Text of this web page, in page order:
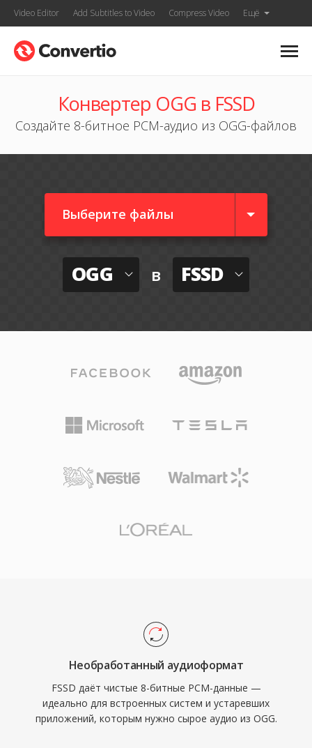
Video Editor Add Subtitles to Video Compress Video Ещё
Конвертер OGG в FSSD
Создайте 8-битное PCM-аудио из OGG-файлов
Выберите файлы
OGG в FSSD
Необработанный аудиоформат
FSSD даёт чистые 8-битные PCM-данные —
идеально для встроенных систем и устаревших
приложений, которым нужно сырое аудио из OGG.